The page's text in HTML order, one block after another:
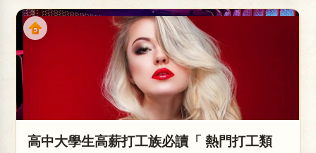
高中大學生高薪打工族必讀「 熱門打工類